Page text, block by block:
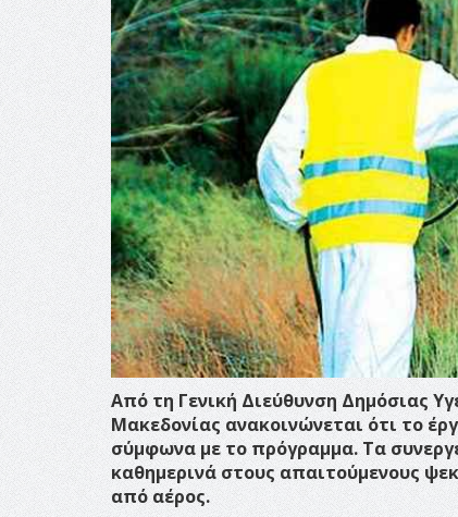
Από τη Γενική Διεύθυνση Δημόσιας
Μακεδονίας ανακοινώνεται ότι το
σύμφωνα με το πρόγραμμα. Τα
καθημερινά στους απαιτούμενους
από αέρος.